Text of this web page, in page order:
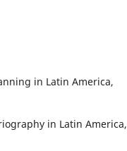
in Latin America,
in Latin America,